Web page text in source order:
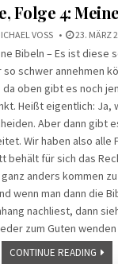
Folge 4:
VOSS 23. MÄRZ
Bibeln – Es ist diese
schwer annehmen
da oben gibt es noch
Heißt eigentlich: Ja,
Aber dann gibt
Wir haben also alle
behält für sich das
anders kommen
wenn man dann die
nachliest, dann
zum Guten
CONTINUE READING